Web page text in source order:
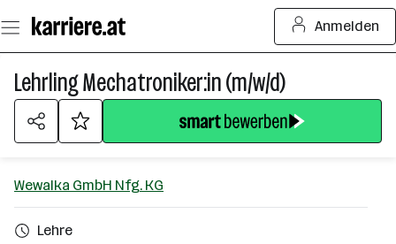
Seiteninhalt
springen
Anmelden
Lehrling Mechatroniker:in (m/w/d)
Wewalka GmbH Nfg. KG
Lehre